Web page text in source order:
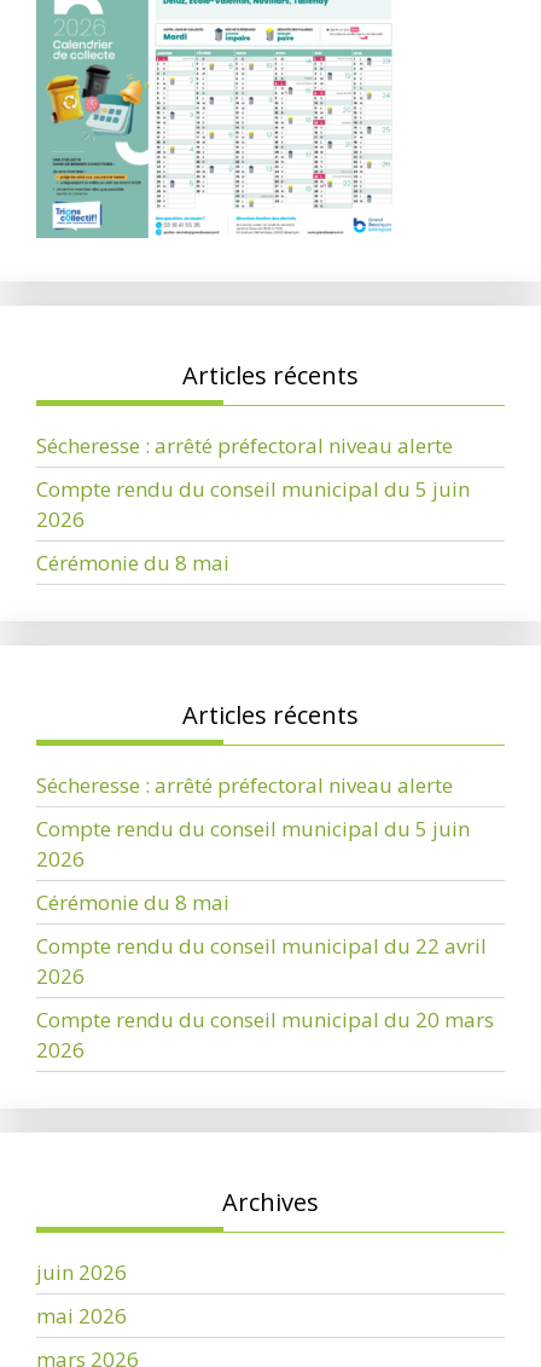
Articles récents
Sécheresse : arrêté préfectoral niveau alerte
Compte rendu du conseil municipal du 5 juin
2026
Cérémonie du 8 mai
Articles récents
Sécheresse : arrêté préfectoral niveau alerte
Compte rendu du conseil municipal du 5 juin
2026
Cérémonie du 8 mai
Compte rendu du conseil municipal du 22 avril
2026
Compte rendu du conseil municipal du 20 mars
2026
Archives
juin 2026
mai 2026
mars 2026